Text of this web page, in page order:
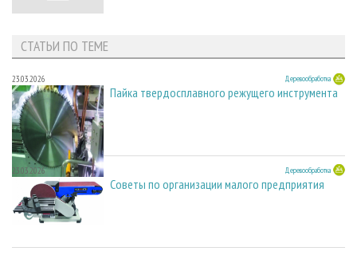
СТАТЬИ ПО ТЕМЕ
23.03.2026 Деревообработка
Пайка твердосплавного режущего инструмента
23.03.2026 Деревообработка
Советы по организации малого предприятия